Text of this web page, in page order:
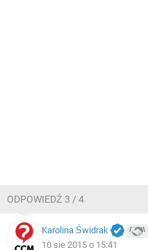
ODPOWIEDŹ 3 / 4
Karolina Świdrak
10 sie 2015 o 15:41